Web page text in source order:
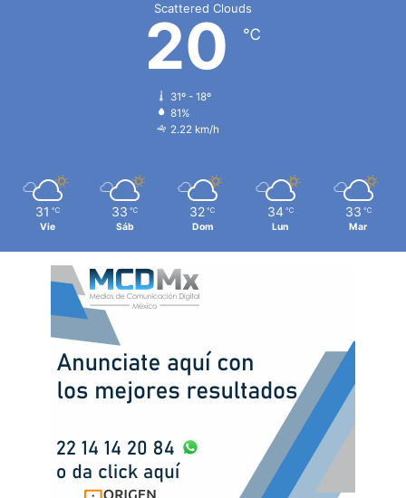
Scattered Clouds
20 ℃
31º - 18º
81%
2.22 km/h
31 ℃
Vie
33 ℃
Sáb
32 ℃
Dom
34 ℃
Lun
33 ℃
Mar